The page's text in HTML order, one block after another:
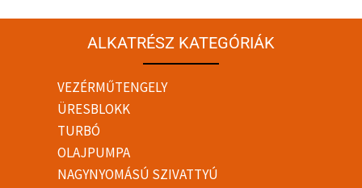
ALKATRÉSZ KATEGÓRIÁK
VEZÉRMŰTENGELY
ÜRESBLOKK
TURBÓ
OLAJPUMPA
NAGYNYOMÁSÚ SZIVATTYÚ